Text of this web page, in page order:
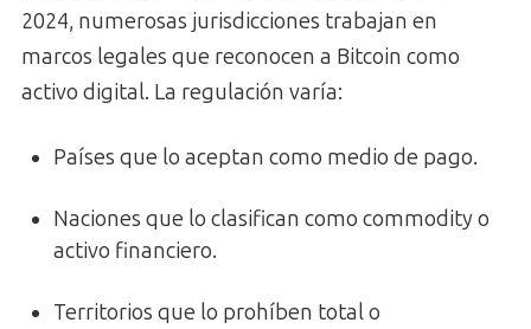
2024, numerosas jurisdicciones trabajan en
marcos legales que reconocen a Bitcoin como
activo digital. La regulación varía:
Países que lo aceptan como medio de pago.
Naciones que lo clasifican como commodity o
activo financiero.
Territorios que lo prohíben total o